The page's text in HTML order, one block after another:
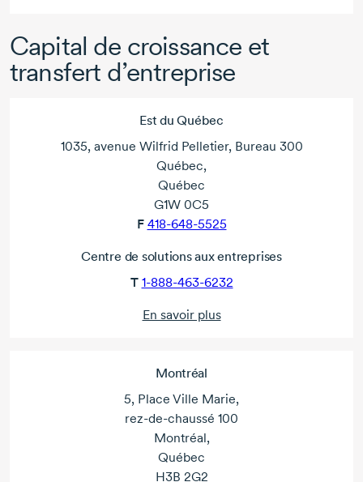
Capital de croissance et
transfert d’entreprise
Est du Québec
1035, avenue Wilfrid Pelletier, Bureau 300
Québec,
Québec
G1W 0C5
F 418-648-5525
Centre de solutions aux entreprises
T 1-888-463-6232
En savoir plus
Montréal
5, Place Ville Marie,
rez-de-chaussé 100
Montréal,
Québec
H3B 2G2